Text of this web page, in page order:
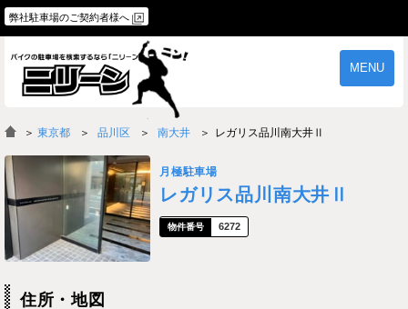
弊社駐車場のご契約者様へ
MENU
物件一覧 ご契約の流れ
よくあるご質問
＞ 東京都 品川区 南大井 レガリス品川南大井Ⅱ
月極駐車場
レガリス品川南大井Ⅱ
6272
住所・地図